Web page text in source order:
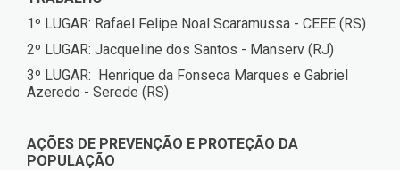
1º LUGAR: Rafael Felipe Noal Scaramussa - CEEE (RS)
2º LUGAR: Jacqueline dos Santos - Manserv (RJ)
3º LUGAR: Henrique da Fonseca Marques e Gabriel
Azeredo - Serede (RS)
AÇÕES DE PREVENÇÃO E PROTEÇÃO DA
POPULAÇÃO